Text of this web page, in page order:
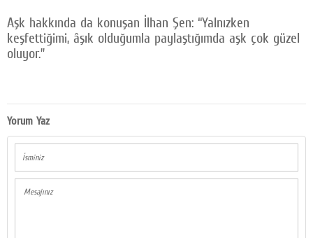
Aşk hakkında da konuşan İlhan Şen: “Yalnızken
keşfettiğimi, âşık olduğumla paylaştığımda aşk çok güzel
oluyor.”
Yorum Yaz